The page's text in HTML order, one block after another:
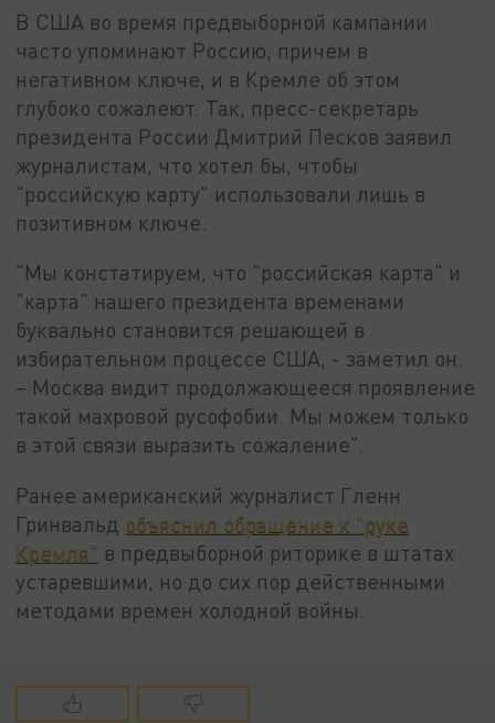
В США во время предвыборной кампании
часто упоминают Россию, причем в
негативном ключе, и в Кремле об этом
глубоко сожалеют. Так, пресс-секретарь
президента России Дмитрий Песков заявил
журналистам, что хотел бы, чтобы
"российскую карту" использовали лишь в
позитивном ключе.
"Мы констатируем, что "российская карта" и
"карта" нашего президента временами
буквально становится решающей в
избирательном процессе США, - заметил он.
– Москва видит продолжающееся проявление
такой махровой русофобии. Мы можем только
в этой связи выразить сожаление".
Ранее американский журналист Гленн
Гринвальд объяснил обращение к "руке
Кремля" в предвыборной риторике в штатах
устаревшими, но до сих пор действенными
методами времен холодной войны.